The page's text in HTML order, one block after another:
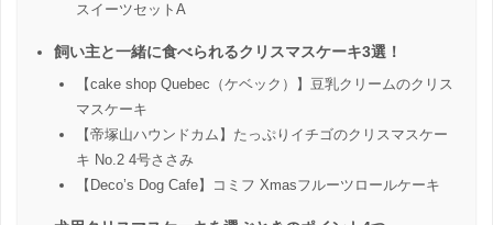
スイーツセットA
飼い主と一緒に食べられるクリスマスケーキ3選！
【cake shop Quebec（ケベック）】豆乳クリームのクリス
マスケーキ
【帝塚山ハウンドカム】たっぷりイチゴのクリスマスケー
キ No.2 4号ささみ
【Deco’s Dog Cafe】コミフ Xmasフルーツロールケーキ